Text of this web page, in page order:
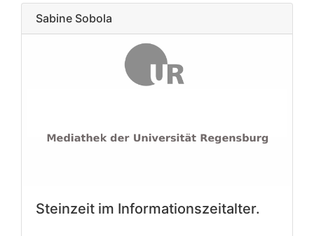
Sabine Sobola
Steinzeit im Informationszeitalter.